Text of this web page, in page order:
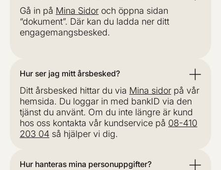
Gå in på Mina Sidor och öppna sidan
“dokument”. Där kan du ladda ner ditt
engagemangsbesked.
Hur ser jag mitt årsbesked?
Ditt årsbesked hittar du via Mina sidor på vår
hemsida. Du loggar in med bankID via den
tjänst du använt. Om du inte längre är kund
hos oss kontakta vår kundservice på 08-410
203 04 så hjälper vi dig.
Hur hanteras mina personuppgifter?